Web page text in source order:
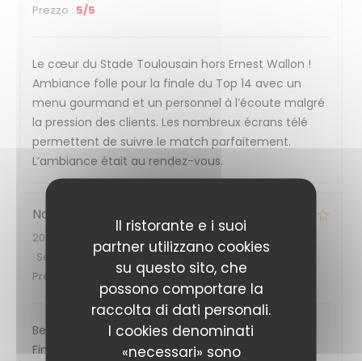
Il ristorante e i suoi
partner utilizzano cookies
su questo sito, che
possono comportare la
raccolta di dati personali.
I cookies denominati
«necessari» sono
Prezzo : 5/5
Le cœur du Stade Toulousain hors Ernest Wallon !
Ambiance folle pour la finale du Top 14 avec un
menu gourmand et un personnel à l’écoute malgré
la pression des clients. Les nombreux écrans télé
permettent de suivre le match parfaitement.
L’ambiance était au rendez-vous.
Nadia
2026-06-27
- 20:45 - Ospiti 6
Servizio
/5 Atmosfera:4/5 Cucina: 4/5 Qualità /
Prezzo
Belle ambiance, excellent accueil, repas trop bon!
Finale du top 14 au top!!